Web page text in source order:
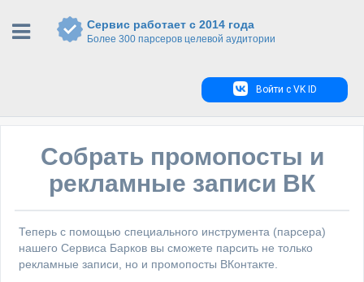
Сервис работает с 2014 года
Более 300 парсеров целевой аудитории
Войти с VK ID
Собрать промопосты и
рекламные записи ВК
Теперь с помощью специального инструмента (парсера)
нашего Сервиса Барков вы сможете парсить не только
рекламные записи, но и промопосты ВКонтакте.